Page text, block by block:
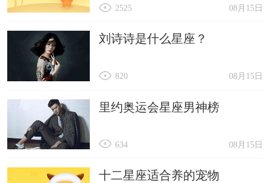
08月15日
2525
刘诗诗是什么星座？
08月15日
820
里约奥运会星座男神榜
08月15日
634
十二星座适合养的宠物